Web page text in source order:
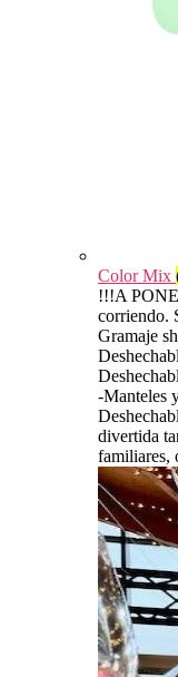
Color Mix
!!!A
corriendo.
Gramaje
-Manteles
divertida
familiares,